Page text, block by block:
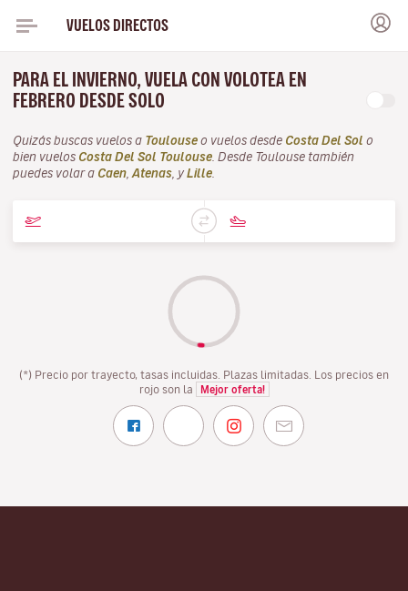
VUELOS DIRECTOS
PARA EL INVIERNO, VUELA CON VOLOTEA EN
FEBRERO DESDE SOLO
Quizás buscas vuelos a Toulouse o vuelos desde Costa Del Sol o
bien vuelos Costa Del Sol Toulouse . Desde Toulouse también
puedes volar a Caen Atenas , y Lille
(*) Precio por trayecto, tasas incluidas. Plazas limitadas. Los precios en
rojo son la
Mejor oferta!